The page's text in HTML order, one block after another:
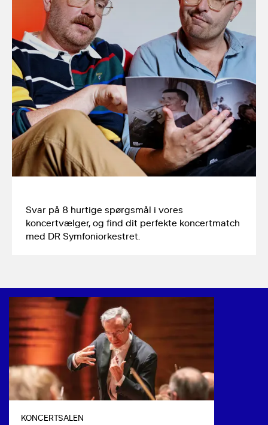
Svar på 8 hurtige spørgsmål i vores
koncertvælger, og find dit perfekte koncertmatch
med DR Symfoniorkestret.
KONCERTSALEN